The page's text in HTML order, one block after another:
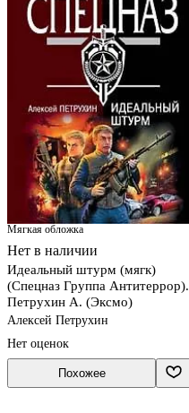
Мягкая обложка
Нет в наличии
Идеальный штурм (мягк)
(Спецназ Группа Антитеррор).
Петрухин А. (Эксмо)
Алексей Петрухин
Нет оценок
Похожее